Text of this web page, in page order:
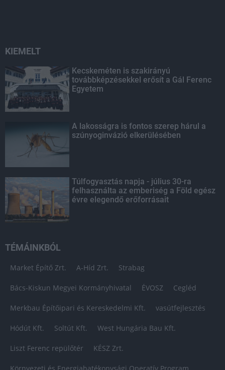
KIEMELT
Kecskeméten is szakirányú
továbbképzésekkel erősít a Gál Ferenc
Egyetem
A lakosságra is fontos szerep hárul a
szúnyoginvázió elkerülésében
Túlfogyasztás napja - július 30-ra
felhasználta az emberiség a Föld egész
évre elegendő erőforrásait
TÉMÁINKBÓL
Market Építő Zrt. A-Híd Zrt. Strabag
Bács-Kiskun Megyei Kormányhivatal ÉVOSZ Cegléd
Merkbau Építőipari és Kereskedelmi Kft. vasútfejlesztés
Hódút Kft. Soltút Kft. West Hungária Bau Kft.
Liszt Ferenc repülőtér KÉSZ Zrt.